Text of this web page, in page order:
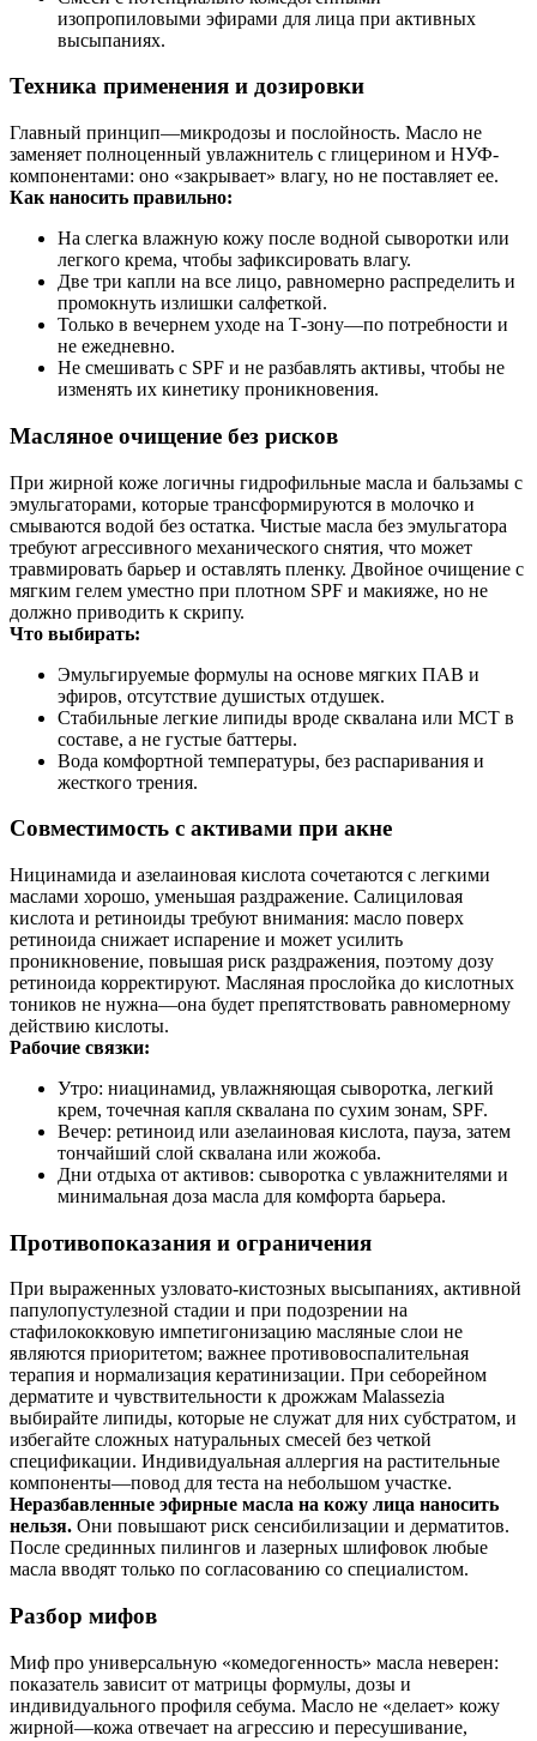
изопропиловыми эфирами для лица при активных
высыпаниях.
Техника применения и дозировки
Главный принцип—микродозы и послойность. Масло не
заменяет полноценный увлажнитель с глицерином и НУФ-
компонентами: оно «закрывает» влагу, но не поставляет ее.
Как наносить правильно:
На слегка влажную кожу после водной сыворотки или
легкого крема, чтобы зафиксировать влагу.
Две три капли на все лицо, равномерно распределить и
промокнуть излишки салфеткой.
Только в вечернем уходе на Т‑зону—по потребности и
не ежедневно.
Не смешивать с SPF и не разбавлять активы, чтобы не
изменять их кинетику проникновения.
Масляное очищение без рисков
При жирной коже логичны гидрофильные масла и бальзамы с
эмульгаторами, которые трансформируются в молочко и
смываются водой без остатка. Чистые масла без эмульгатора
требуют агрессивного механического снятия, что может
травмировать барьер и оставлять пленку. Двойное очищение с
мягким гелем уместно при плотном SPF и макияже, но не
должно приводить к скрипу.
Что выбирать:
Эмульгируемые формулы на основе мягких ПАВ и
эфиров, отсутствие душистых отдушек.
Стабильные легкие липиды вроде сквалана или МСТ в
составе, а не густые баттеры.
Вода комфортной температуры, без распаривания и
жесткого трения.
Совместимость с активами при акне
Ницинамида и азелаиновая кислота сочетаются с легкими
маслами хорошо, уменьшая раздражение. Салициловая
кислота и ретиноиды требуют внимания: масло поверх
ретиноида снижает испарение и может усилить
проникновение, повышая риск раздражения, поэтому дозу
ретиноида корректируют. Масляная прослойка до кислотных
тоников не нужна—она будет препятствовать равномерному
действию кислоты.
Рабочие связки:
Утро: ниацинамид, увлажняющая сыворотка, легкий
крем, точечная капля сквалана по сухим зонам, SPF.
Вечер: ретиноид или азелаиновая кислота, пауза, затем
тончайший слой сквалана или жожоба.
Дни отдыха от активов: сыворотка с увлажнителями и
минимальная доза масла для комфорта барьера.
Противопоказания и ограничения
При выраженных узловато‑кистозных высыпаниях, активной
папулопустулезной стадии и при подозрении на
стафилококковую импетигонизацию масляные слои не
являются приоритетом; важнее противовоспалительная
терапия и нормализация кератинизации. При себорейном
дерматите и чувствительности к дрожжам Malassezia
выбирайте липиды, которые не служат для них субстратом, и
избегайте сложных натуральных смесей без четкой
спецификации. Индивидуальная аллергия на растительные
компоненты—повод для теста на небольшом участке.
Неразбавленные эфирные масла на кожу лица наносить
нельзя. Они повышают риск сенсибилизации и дерматитов.
После срединных пилингов и лазерных шлифовок любые
масла вводят только по согласованию со специалистом.
Разбор мифов
Миф про универсальную «комедогенность» масла неверен:
показатель зависит от матрицы формулы, дозы и
индивидуального профиля себума. Масло не «делает» кожу
жирной—кожа отвечает на агрессию и пересушивание,